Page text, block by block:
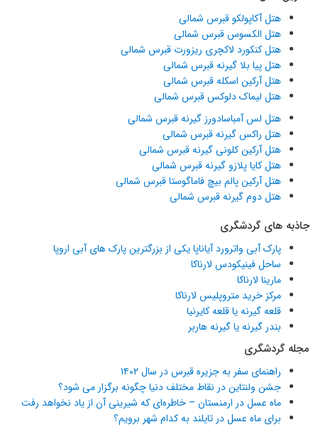
هتل آکاپولکو قبرس شمالی
هتل الکسوس قبرس شمالی
هتل کنکورد لاکچری ریزورت قبرس شمالی
هتل پیا بلا گیرنه قبرس شمالی
هتل آرکین اسکله قبرس شمالی
هتل لیماک دلوکس قبرس شمالی
هتل لس آمباسادورز گیرنه قبرس شمالی
هتل راکس گیرنه قبرس شمالی
هتل آرکین کلونی گیرنه قبرس شمالی
هتل کایا پلازو گیرنه قبرس شمالی
هتل آرکین پالم بیچ فاماگوستا قبرس شمالی
هتل دوم گیرنه قبرس شمالی
جاذبه های گردشگری
پارک آبی واترورد آیاناپا یکی از بزرگترین پارک های آبی اروپا
ساحل فینیکودس لارناکا
مارینا لارناکا
مرکز خرید متروپلیس لارناکا
قلعه گیرنه یا قلعه کایرنیا
بندر گیرنه یا گیرنه هاربر
مجله گردشگری
راهنمای سفر به جزیره قبرس در سال ۱۴۰۲
جشن ولنتاین در نقاط مختلف دنیا چگونه برگزار می شود؟
ماه عسل در ارمنستان – خاطره‌ای که شیرینی آن از یاد نخواهد رفت
برای ماه عسل در تایلند به کدام شهر برویم؟